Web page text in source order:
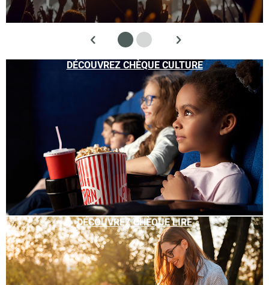
DÉCOUVREZ CHÈQUE CULTURE
DÉCOUVREZ CHÈQUE LIRE